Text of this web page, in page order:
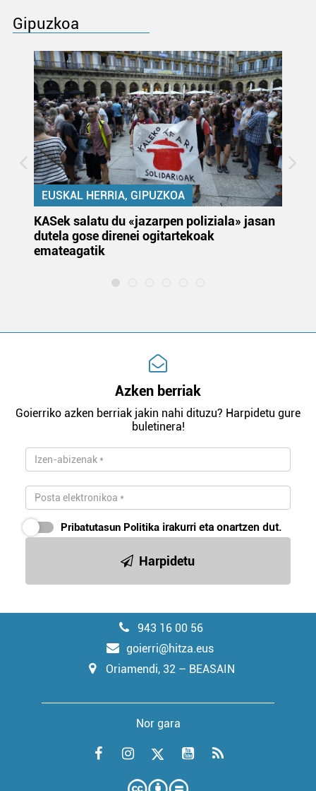
Gipuzkoa
EUSKAL HERRIA, GIPUZKOA
KASek salatu du «jazarpen poliziala» jasan
dutela gose direnei ogitartekoak
emateagatik
Azken berriak
Goierriko azken berriak jakin nahi dituzu? Harpidetu gure
buletinera!
Pribatutasun Politika irakurri eta onartzen dut.
Harpidetu
943 16 00 56
goierri@hitza.eus
Oriamendi, 32 – BEASAIN
Nor gara